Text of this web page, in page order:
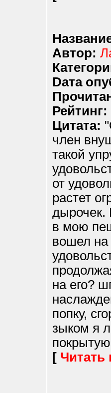
Автор:
Dата
Рейтинг:
Цитата:
член
такой
от
растет
дырочек.
в мою
вошел на
на его?
попку,
зыком я
[ Читать